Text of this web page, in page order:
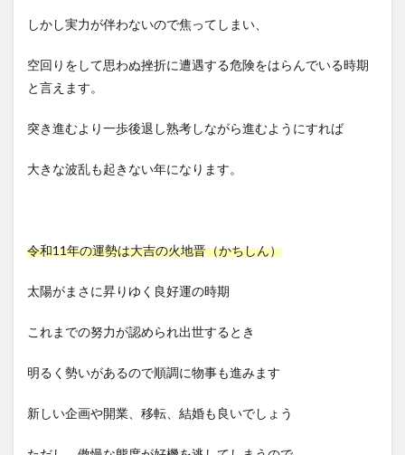
しかし実力が伴わないので焦ってしまい、
空回りをして思わぬ挫折に遭遇する危険をはらんでいる時期
と言えます。
突き進むより一歩後退し熟考しながら進むようにすれば
大きな波乱も起きない年になります。
令和11年の運勢は大吉の火地晋（かちしん）
太陽がまさに昇りゆく良好運の時期
これまでの努力が認められ出世するとき
明るく勢いがあるので順調に物事も進みます
新しい企画や開業、移転、結婚も良いでしょう